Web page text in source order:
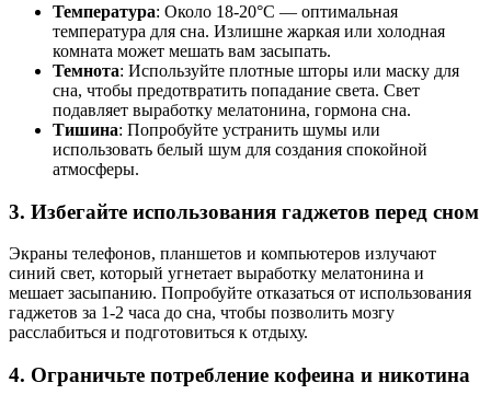
Температура: Около 18-20°C — оптимальная
температура для сна. Излишне жаркая или холодная
комната может мешать вам засыпать.
Темнота: Используйте плотные шторы или маску для
сна, чтобы предотвратить попадание света. Свет
подавляет выработку мелатонина, гормона сна.
Тишина: Попробуйте устранить шумы или
использовать белый шум для создания спокойной
атмосферы.
3. Избегайте использования гаджетов перед сном
Экраны телефонов, планшетов и компьютеров излучают
синий свет, который угнетает выработку мелатонина и
мешает засыпанию. Попробуйте отказаться от использования
гаджетов за 1-2 часа до сна, чтобы позволить мозгу
расслабиться и подготовиться к отдыху.
4. Ограничьте потребление кофеина и никотина